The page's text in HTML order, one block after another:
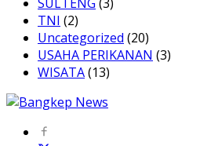
TNI (2)
Uncategorized (20)
USAHA PERIKANAN (3)
WISATA(13)